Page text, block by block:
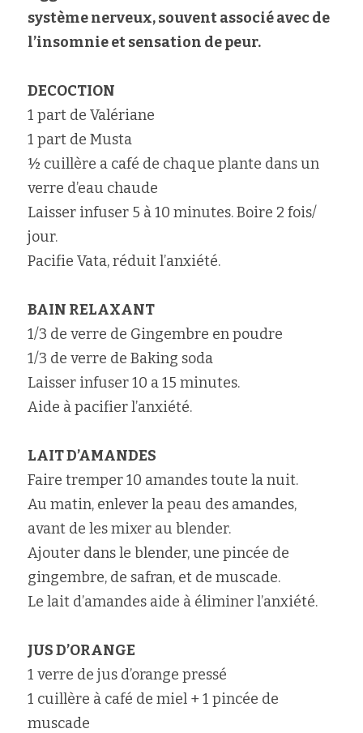
Rechercher
système nerveux, souvent associé avec de
l’insomnie et sensation de peur.
DECOCTION
1 part de Valériane
1 part de Musta
½ cuillère a café de chaque plante dans un
verre d’eau chaude
Laisser infuser 5 à 10 minutes. Boire 2 fois/
jour.
Pacifie Vata, réduit l’anxiété.
BAIN RELAXANT
1/3 de verre de Gingembre en poudre
1/3 de verre de Baking soda
Laisser infuser 10 a 15 minutes.
Aide à pacifier l’anxiété.
LAIT D’AMANDES
Faire tremper 10 amandes toute la nuit.
Au matin, enlever la peau des amandes,
avant de les mixer au blender.
Ajouter dans le blender, une pincée de
gingembre, de safran, et de muscade.
Le lait d’amandes aide à éliminer l’anxiété.
JUS D’ORANGE
1 verre de jus d’orange pressé
1 cuillère à café de miel + 1 pincée de
muscade